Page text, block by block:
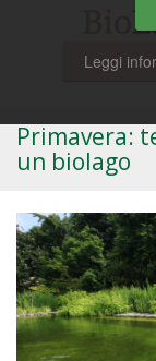
Primavera:
un biolago
Leggi